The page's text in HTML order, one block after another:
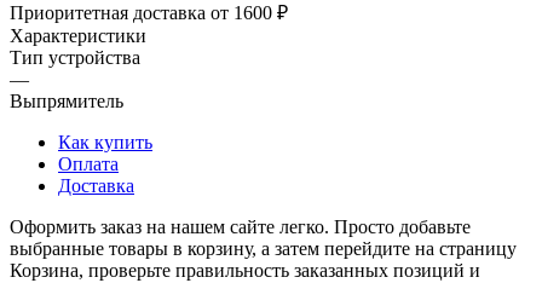
Приоритетная доставка от 1600 ₽
Характеристики
Тип устройства
—
Выпрямитель
Как купить
Оплата
Доставка
Оформить заказ на нашем сайте легко. Просто добавьте
выбранные товары в корзину, а затем перейдите на страницу
Корзина, проверьте правильность заказанных позиций и